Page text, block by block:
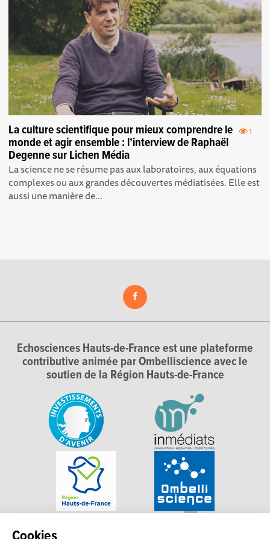
1
La culture scientifique pour mieux comprendre le
monde et agir ensemble : l’interview de Raphaël
Degenne sur Lichen Média
La science ne se résume pas aux laboratoires, aux équations
complexes ou aux grandes découvertes médiatisées. Elle est
aussi une manière de...
Echosciences Hauts-de-France est une plateforme
contributive animée par Ombelliscience avec le
soutien de la Région Hauts-de-France